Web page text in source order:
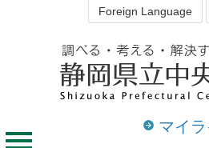
Foreign Language
マイ
メ